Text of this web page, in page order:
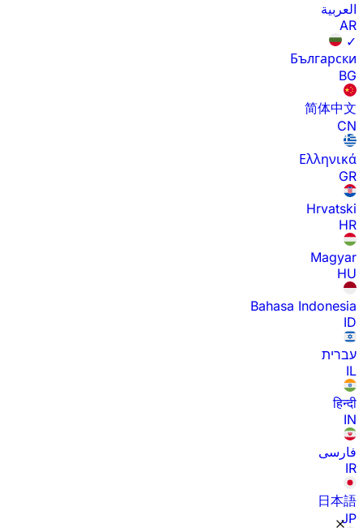
العربية
AR
✓
Български
BG
简体中文
CN
Ελληνικά
GR
Hrvatski
HR
Magyar
HU
Bahasa Indonesia
ID
עברית
IL
हिन्दी
IN
فارسی
IR
日本語
JP